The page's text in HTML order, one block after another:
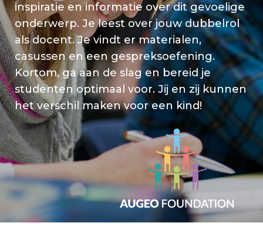
inspiratie en informatie over dit gevoelige
onderwerp. Je leest over jouw dubbelrol
als docent. Je vindt er materialen,
casussen en een gespreksoefening.
Kortom, ga aan de slag en bereid je
studenten optimaal voor. Jij en zij kunnen
het verschil maken voor een kind!